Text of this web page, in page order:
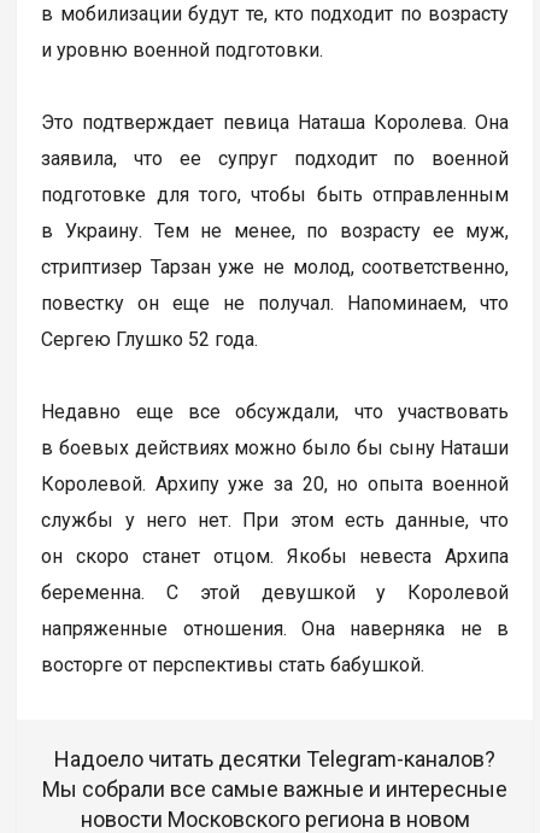
в мобилизации будут те, кто подходит по возрасту
и уровню военной подготовки.
Это подтверждает певица Наташа Королева. Она
заявила, что ее супруг подходит по военной
подготовке для того, чтобы быть отправленным
в Украину. Тем не менее, по возрасту ее муж,
стриптизер Тарзан уже не молод, соответственно,
повестку он еще не получал. Напоминаем, что
Сергею Глушко 52 года.
Недавно еще все обсуждали, что участвовать
в боевых действиях можно было бы сыну Наташи
Королевой. Архипу уже за 20, но опыта военной
службы у него нет. При этом есть данные, что
он скоро станет отцом. Якобы невеста Архипа
беременна. С этой девушкой у Королевой
напряженные отношения. Она наверняка не в
восторге от перспективы стать бабушкой.
Надоело читать десятки Telegram-каналов?
Мы собрали все самые важные и интересные
новости Московского региона в новом